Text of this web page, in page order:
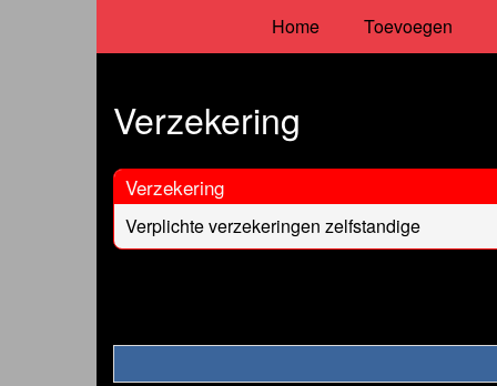
Home Toevoegen
Verzekering
Verzekering
Verplichte verzekeringen zelfstandige